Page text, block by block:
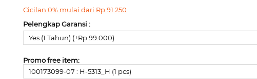
Cicilan 0% mulai dari Rp91.250
Pelengkap Garansi :
Yes (1 Tahun) (+Rp 99.000)
Promo free item:
100173099-07 : H-5313_H (1 pcs)